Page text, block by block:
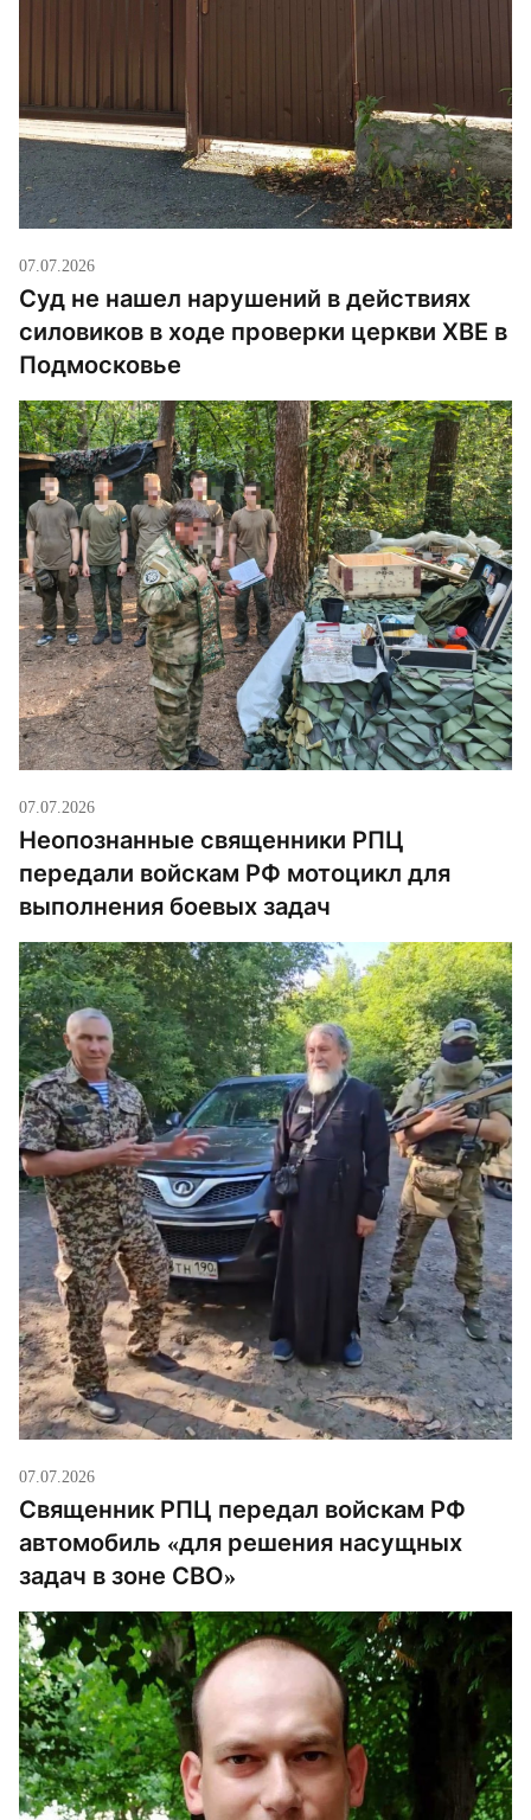
07.07.2026
Суд не нашел нарушений в действиях
силовиков в ходе проверки церкви ХВЕ в
Подмосковье
07.07.2026
Неопознанные священники РПЦ
передали войскам РФ мотоцикл для
выполнения боевых задач
07.07.2026
Священник РПЦ передал войскам РФ
автомобиль «для решения насущных
задач в зоне СВО»